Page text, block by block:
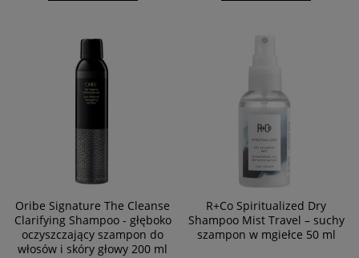
Oribe Signature The Cleanse
Clarifying Shampoo - głęboko
oczyszczający szampon do
włosów i skóry głowy 200 ml
R+Co Spiritualized Dry
Shampoo Mist Travel – suchy
szampon w mgiełce 50 ml